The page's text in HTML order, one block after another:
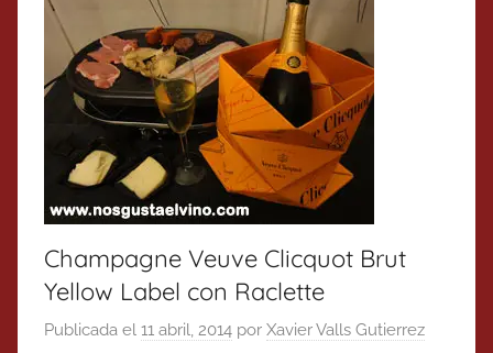
Champagne Veuve Clicquot Brut
Yellow Label con Raclette
Publicada el 11 abril, 2014 por Xavier Valls Gutierrez